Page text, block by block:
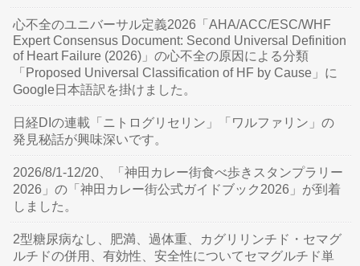
心不全のユニバーサル定義2026「AHA/ACC/ESC/WHF
Expert Consensus Document: Second Universal Definition
of Heart Failure (2026)」の心不全の原因による分類
「Proposed Universal Classification of HF by Cause」に
Google日本語訳を掛けました。
日経DIの連載「ニトログリセリン」「ワルファリン」の
発見秘話が興味深いです。
2026/8/1-12/20、「神田カレー街食べ歩きスタンプラリー
2026」の「神田カレー街公式ガイドブック2026」が到着
しました。
2型糖尿病なし、肥満、過体重、カグリリンチド・セマグ
ルチドの併用、有効性、安全性についてセマグルチド単